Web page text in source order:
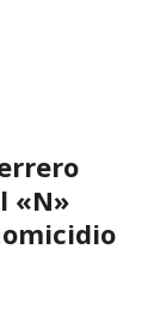
«N»